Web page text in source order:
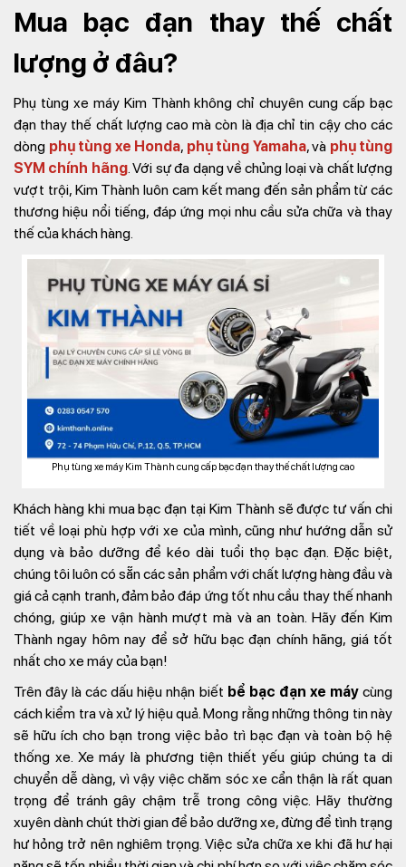
Mua bạc đạn thay thế chất
lượng ở đâu?
Phụ tùng xe máy Kim Thành không chỉ chuyên cung cấp bạc
đạn thay thế chất lượng cao mà còn là địa chỉ tin cậy cho các
dòng phụ tùng xe Honda, phụ tùng Yamaha, và phụ tùng
SYM chính hãng. Với sự đa dạng về chủng loại và chất lượng
vượt trội, Kim Thành luôn cam kết mang đến sản phẩm từ các
thương hiệu nổi tiếng, đáp ứng mọi nhu cầu sửa chữa và thay
thế của khách hàng.
Phụ tùng xe máy Kim Thành cung cấp bạc đạn thay thế chất lượng cao
Khách hàng khi mua bạc đạn tại Kim Thành sẽ được tư vấn chi
tiết về loại phù hợp với xe của mình, cũng như hướng dẫn sử
dụng và bảo dưỡng để kéo dài tuổi thọ bạc đạn. Đặc biệt,
chúng tôi luôn có sẵn các sản phẩm với chất lượng hàng đầu và
giá cả cạnh tranh, đảm bảo đáp ứng tốt nhu cầu thay thế nhanh
chóng, giúp xe vận hành mượt mà và an toàn. Hãy đến Kim
Thành ngay hôm nay để sở hữu bạc đạn chính hãng, giá tốt
nhất cho xe máy của bạn!
Trên đây là các dấu hiệu nhận biết bể bạc đạn xe máycùng
cách kiểm tra và xử lý hiệu quả. Mong rằng những thông tin này
sẽ hữu ích cho bạn trong việc bảo trì bạc đạn và toàn bộ hệ
thống xe. Xe máy là phương tiện thiết yếu giúp chúng ta di
chuyển dễ dàng, vì vậy việc chăm sóc xe cẩn thận là rất quan
trọng để tránh gây chậm trễ trong công việc. Hãy thường
xuyên dành chút thời gian để bảo dưỡng xe, đừng để tình trạng
hư hỏng trở nên nghiêm trọng. Việc sửa chữa xe khi đã hư hại